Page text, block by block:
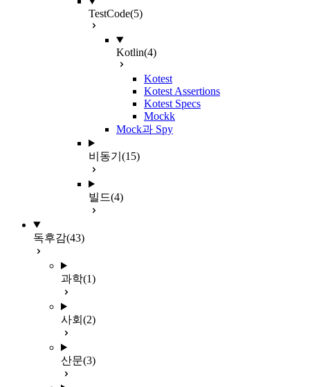
TestCode(5)
Kotlin(4)
Kotest
Kotest Assertions
Kotest Specs
Mockk
Mock과 Spy
비동기 (15)
빌드(4)
독후감(43)
과학(1)
사회 (2)
산문(3)